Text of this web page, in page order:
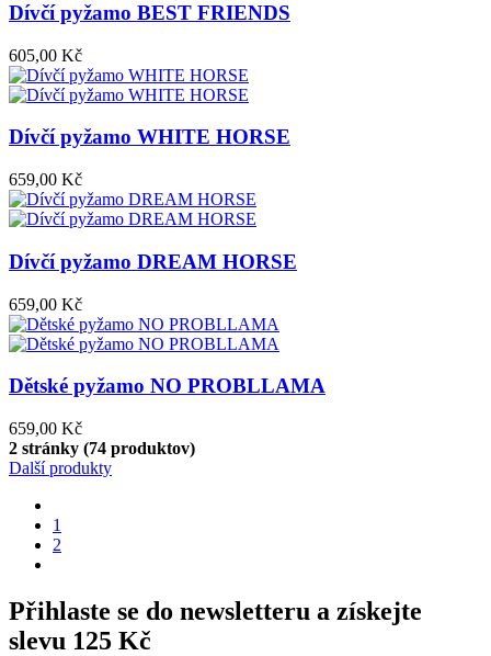
Dívčí pyžamo BEST FRIENDS
605,00 Kč
Dívčí pyžamo WHITE HORSE
659,00 Kč
Dívčí pyžamo DREAM HORSE
659,00 Kč
Dětské pyžamo NO PROBLLAMA
659,00 Kč
2 stránky (74 produktov)
Další produkty
1
2
Přihlaste se do newsletteru a získejte
slevu 125 Kč